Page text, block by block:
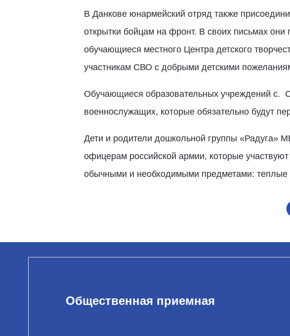
В Данкове юнармейский отряд также
открытки бойцам на фронт. В своих письмах
обучающиеся местного Центра детского
участникам СВО с добрыми детскими
Обучающиеся образовательных учреждений с.
военнослужащих, которые обязательно будут
Дети и родители дошкольной группы
офицерам российской армии, которые
обычными и необходимыми предметами: теплые
Общественная приемная